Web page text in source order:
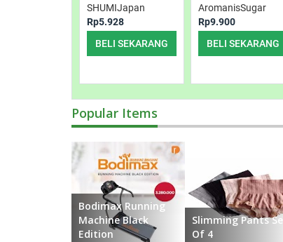
SHUMIJapan
Rp5.928
BELI SEKARANG
AromanisSugar
Rp9.900
BELI SEKARANG
Popular Items
Bodimax Running
Machine Black
Edition
Slimming Pants Set
Of 4